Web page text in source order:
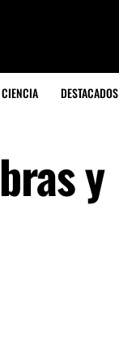
CIENCIA DESTACADOS
y